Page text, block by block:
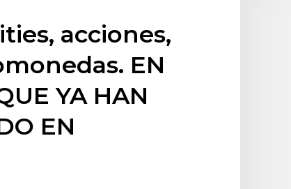
acciones,
EN
YA HAN
EN